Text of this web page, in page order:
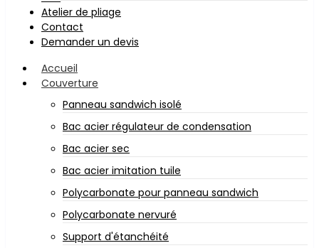
Atelier de pliage
Contact
Demander un devis
Accueil
Couverture
Panneau sandwich isolé
Bac acier régulateur de condensation
Bac acier sec
Bac acier imitation tuile
Polycarbonate pour panneau sandwich
Polycarbonate nervuré
Support d'étanchéité